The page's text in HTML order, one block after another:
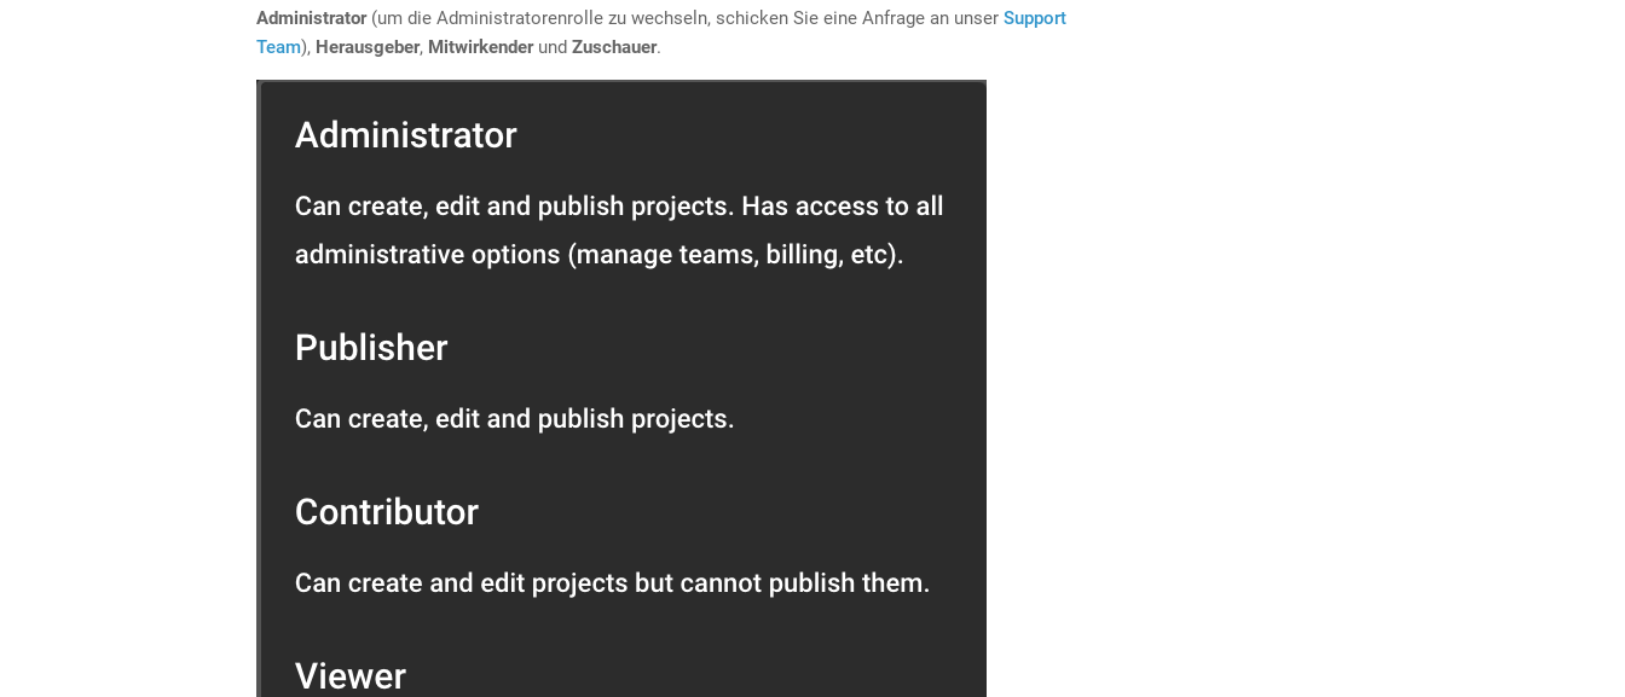
Administrator(um die Administratorenrolle zu wechseln, schicken Sie eine Anfrage an unser Support
Team), Herausgeber, Mitwirkenderund Zuschauer.